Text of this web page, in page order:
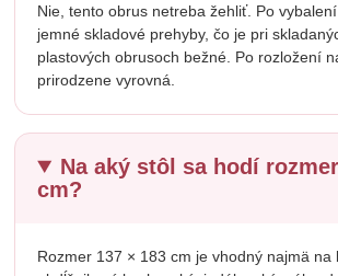
Nie, tento obrus netreba žehliť. Po
jemné skladové prehyby, čo je pri
plastových obrusoch bežné. Po rozložení
prirodzene vyrovná.
Na aký stôl sa hodí
cm?
Rozmer 137 × 183 cm je vhodný najmä na